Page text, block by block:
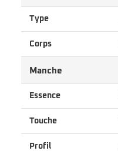
Type
Corps
Manche
Essence
Touche
Profil